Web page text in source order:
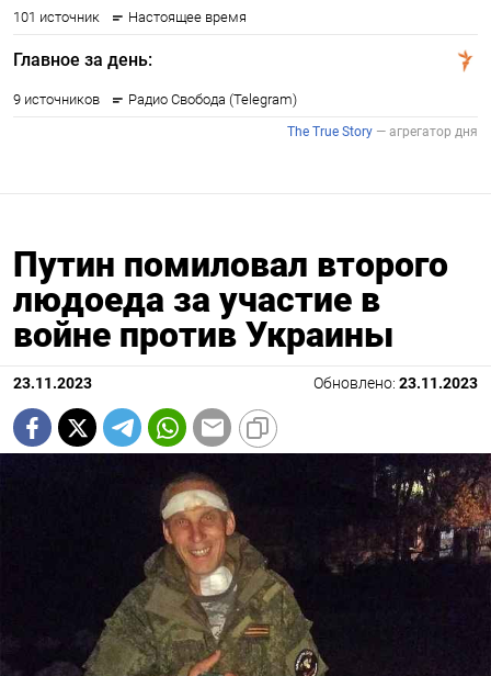
Путин помиловал второго
людоеда за участие в
войне против Украины
23.11.2023 Обновлено: 23.11.2023